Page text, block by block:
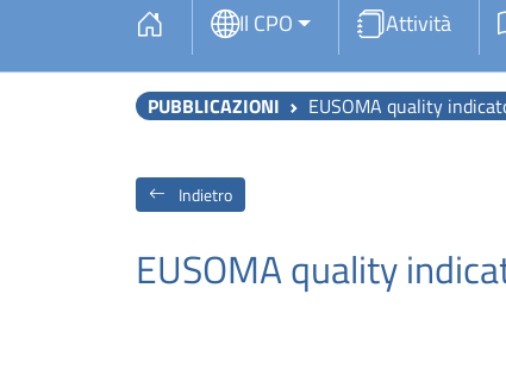
Il CPO Attività
PUBBLICAZIONI EUSOMA quality
Indietro
EUSOMA quality